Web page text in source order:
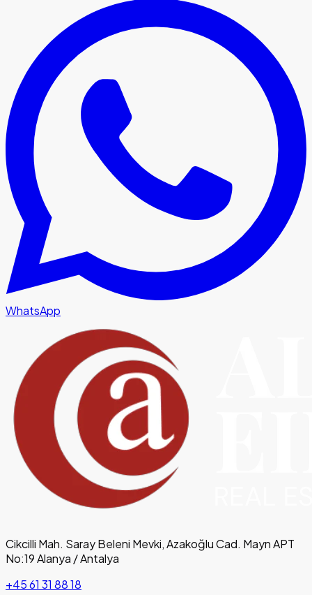
WhatsApp
Cikcilli Mah. Saray Beleni Mevki, Azakoğlu Cad. Mayn APT
No:19 Alanya / Antalya
+45 61 31 88 18